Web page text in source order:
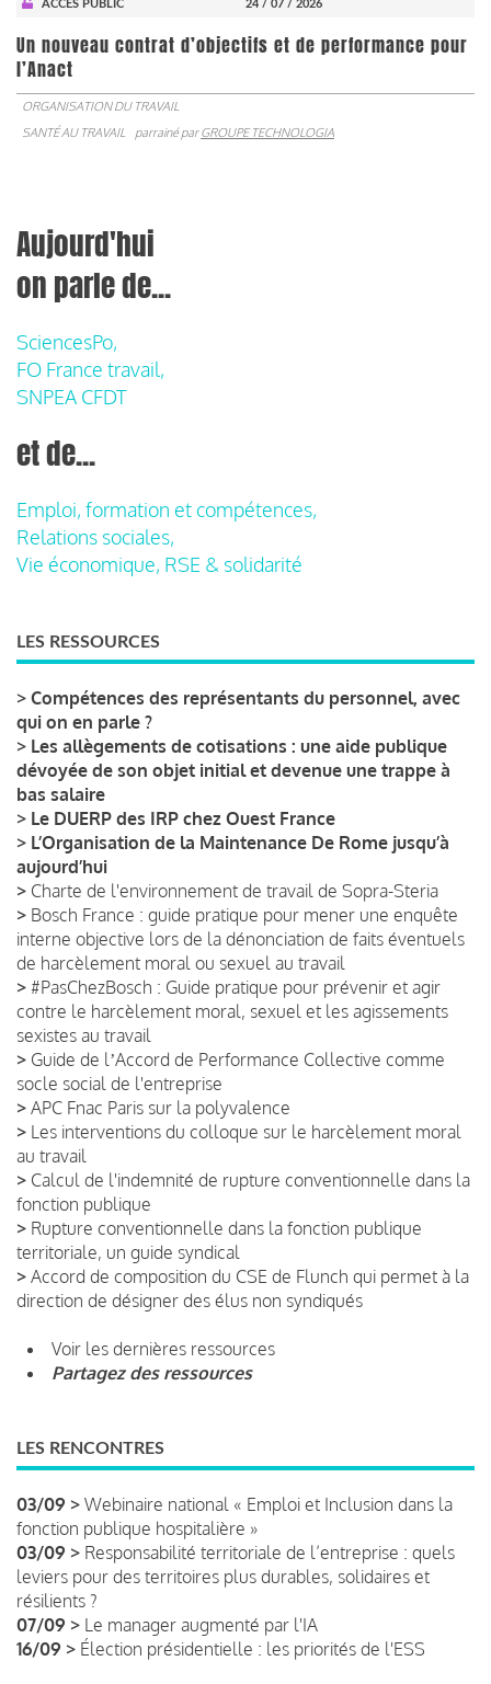
ACCÈS PUBLIC 24 / 07 / 2026
Un nouveau contrat d’objectifs et de performance pour
l’Anact
ORGANISATION DU TRAVAIL
SANTÉ AU TRAVAIL
parrainé parGROUPE TECHNOLOGIA
Aujourd'hui
on parle de...
SciencesPo,
FO France travail,
SNPEA CFDT
et de...
Emploi, formation et compétences,
Relations sociales,
Vie économique, RSE & solidarité
LES RESSOURCES
> Compétences des représentants du personnel, avec
qui on en parle ?
> Les allègements de cotisations : une aide publique
dévoyée de son objet initial et devenue une trappe à
bas salaire
> Le DUERP des IRP chez Ouest France
> L’Organisation de la Maintenance De Rome jusqu’à
aujourd’hui
> Charte de l'environnement de travail de Sopra-Steria
> Bosch France : guide pratique pour mener une enquête
interne objective lors de la dénonciation de faits éventuels
de harcèlement moral ou sexuel au travail
> #PasChezBosch : Guide pratique pour prévenir et agir
contre le harcèlement moral, sexuel et les agissements
sexistes au travail
> Guide de lʼAccord de Performance Collective comme
socle social de l'entreprise
> APC Fnac Paris sur la polyvalence
> Les interventions du colloque sur le harcèlement moral
au travail
> Calcul de l'indemnité de rupture conventionnelle dans la
fonction publique
> Rupture conventionnelle dans la fonction publique
territoriale, un guide syndical
> Accord de composition du CSE de Flunch qui permet à la
direction de désigner des élus non syndiqués
Voir les dernières ressources
Partagez des ressources
LES RENCONTRES
03/09 > Webinaire national « Emploi et Inclusion dans la
fonction publique hospitalière »
03/09 > Responsabilité territoriale de l’entreprise : quels
leviers pour des territoires plus durables, solidaires et
résilients ?
07/09 > Le manager augmenté par l'IA
16/09 > Élection présidentielle : les priorités de l'ESS